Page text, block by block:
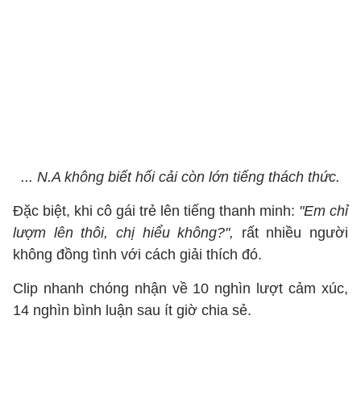
... N.A không biết hối cải còn lớn tiếng thách thức.
Đặc biệt, khi cô gái trẻ lên tiếng thanh minh: "Em chỉ
lượm lên thôi, chị hiểu không?", rất nhiều người
không đồng tình với cách giải thích đó.
Clip nhanh chóng nhận về 10 nghìn lượt cảm xúc,
14 nghìn bình luận sau ít giờ chia sẻ.